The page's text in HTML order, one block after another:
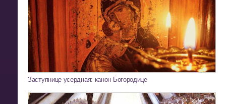
Заступнице усердная: канон Богородице